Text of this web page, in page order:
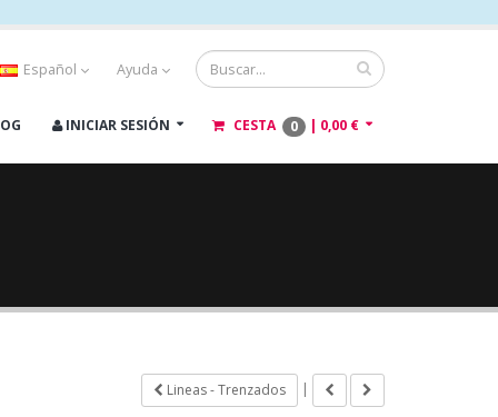
Español Ayuda
INICIAR SESIÓN CESTA 0 | 0,00 €
Lineas - Trenzados |